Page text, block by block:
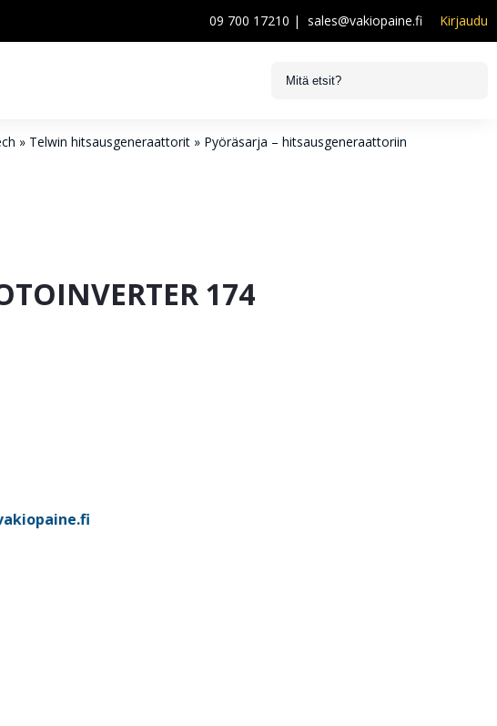
09 700 17210 | sales@vakiopaine.fi Kirjaudu
» Telwin hitsausgeneraattorit » Pyöräsarja – hitsausgeneraattoriin
174